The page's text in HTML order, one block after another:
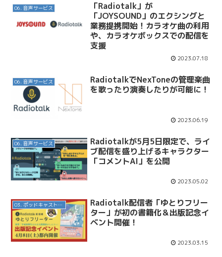
06. 音声サービス
「Radiotalk」が
「JOYSOUND」のエクシングと
業務提携開始！カラオケ曲の利用
や、カラオケボックスでの配信を
支援
2023.07.18
06. 音声サービス
RadiotalkでNexToneの管理楽曲
を歌ったり演奏したりが可能に！
2023.06.19
06. 音声サービス
Radiotalkが5月5日限定で、ライ
ブ配信を盛り上げるキャラクター
「コメントAI」を公開
2023.05.02
03. ポッドキャスト番組
Radiotalk配信者「ゆとりフリー
ター」が初の書籍化＆出版記念イ
ベント開催！
2023.03.15